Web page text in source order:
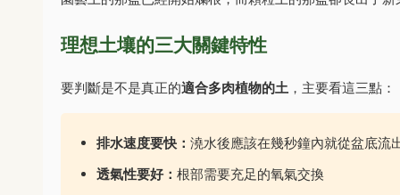
理想土壤的三大關鍵特性
要判斷是不是真正的適合多肉植物的土 ，主要看這三點：
排水速度要快： 澆水後應該在幾秒鐘內就從盆底流
透氣性要好： 根部需要充足的氧氣交換